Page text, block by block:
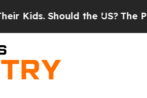
the US?The Pentagon Is